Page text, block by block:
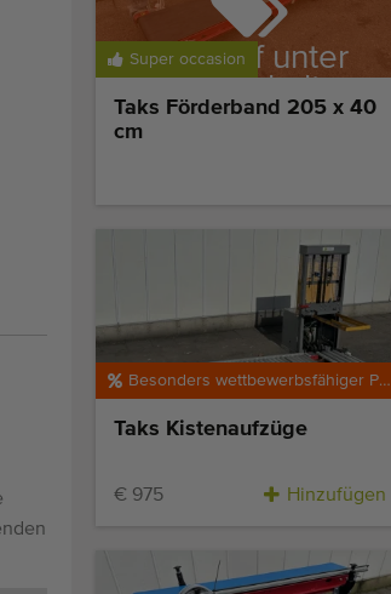
Super occasion
Verkauf unter
Vorbehalt
Taks Förderband 205 x 40
cm
Besonders wettbewerbsfähiger Preis
Taks Kistenaufzüge
€ 975 Hinzufügen